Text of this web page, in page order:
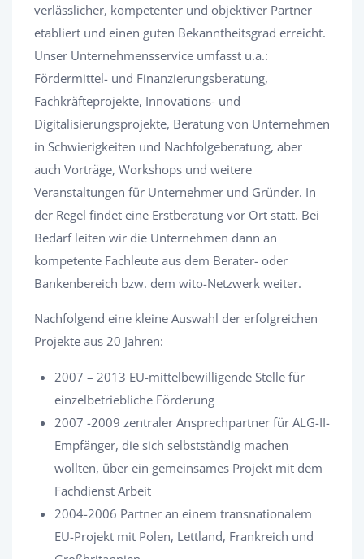
verlässlicher, kompetenter und objektiver Partner
etabliert und einen guten Bekanntheitsgrad erreicht.
Unser Unternehmensservice umfasst u.a.:
Fördermittel- und Finanzierungsberatung,
Fachkräfteprojekte, Innovations- und
Digitalisierungsprojekte, Beratung von Unternehmen
in Schwierigkeiten und Nachfolgeberatung, aber
auch Vorträge, Workshops und weitere
Veranstaltungen für Unternehmer und Gründer. In
der Regel findet eine Erstberatung vor Ort statt. Bei
Bedarf leiten wir die Unternehmen dann an
kompetente Fachleute aus dem Berater- oder
Bankenbereich bzw. dem wito-Netzwerk weiter.
Nachfolgend eine kleine Auswahl der erfolgreichen
Projekte aus 20 Jahren:
2007 – 2013 EU-mittelbewilligende Stelle für
einzelbetriebliche Förderung
2007 -2009 zentraler Ansprechpartner für ALG-II-
Empfänger, die sich selbstständig machen
wollten, über ein gemeinsames Projekt mit dem
Fachdienst Arbeit
2004-2006 Partner an einem transnationalem
EU-Projekt mit Polen, Lettland, Frankreich und